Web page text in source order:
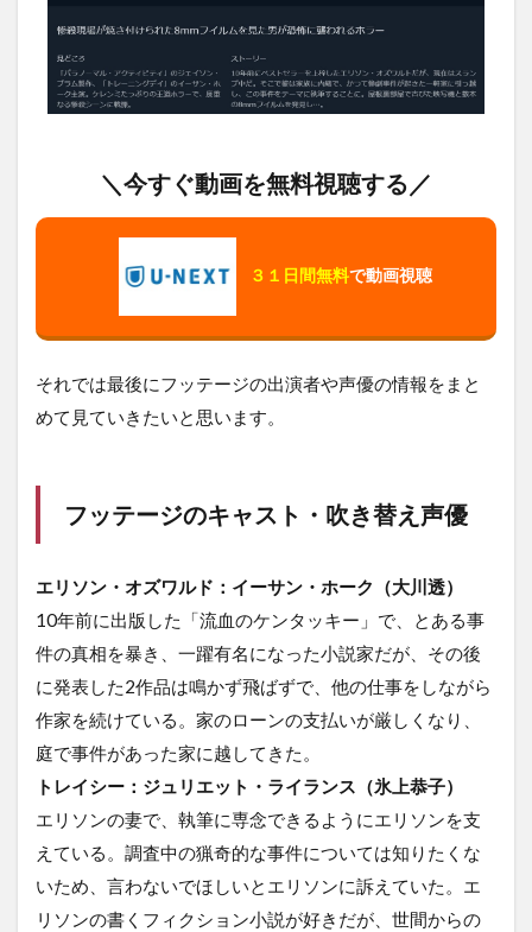
＼今すぐ動画を無料視聴する／
３１日間無料で動画視聴
それでは最後にフッテージの出演者や声優の情報をまと
めて見ていきたいと思います。
フッテージのキャスト・吹き替え声優
エリソン・オズワルド：イーサン・ホーク（大川透）
10年前に出版した「流血のケンタッキー」で、とある事
件の真相を暴き、一躍有名になった小説家だが、その後
に発表した2作品は鳴かず飛ばずで、他の仕事をしながら
作家を続けている。家のローンの支払いが厳しくなり、
庭で事件があった家に越してきた。
トレイシー：ジュリエット・ライランス（氷上恭子）
エリソンの妻で、執筆に専念できるようにエリソンを支
えている。調査中の猟奇的な事件については知りたくな
いため、言わないでほしいとエリソンに訴えていた。エ
リソンの書くフィクション小説が好きだが、世間からの